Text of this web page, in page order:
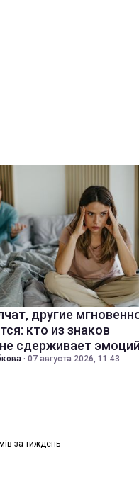
другие
кто из знаков
сдерживает эмоций
· 07 августа 2026, 11:43
за тиждень